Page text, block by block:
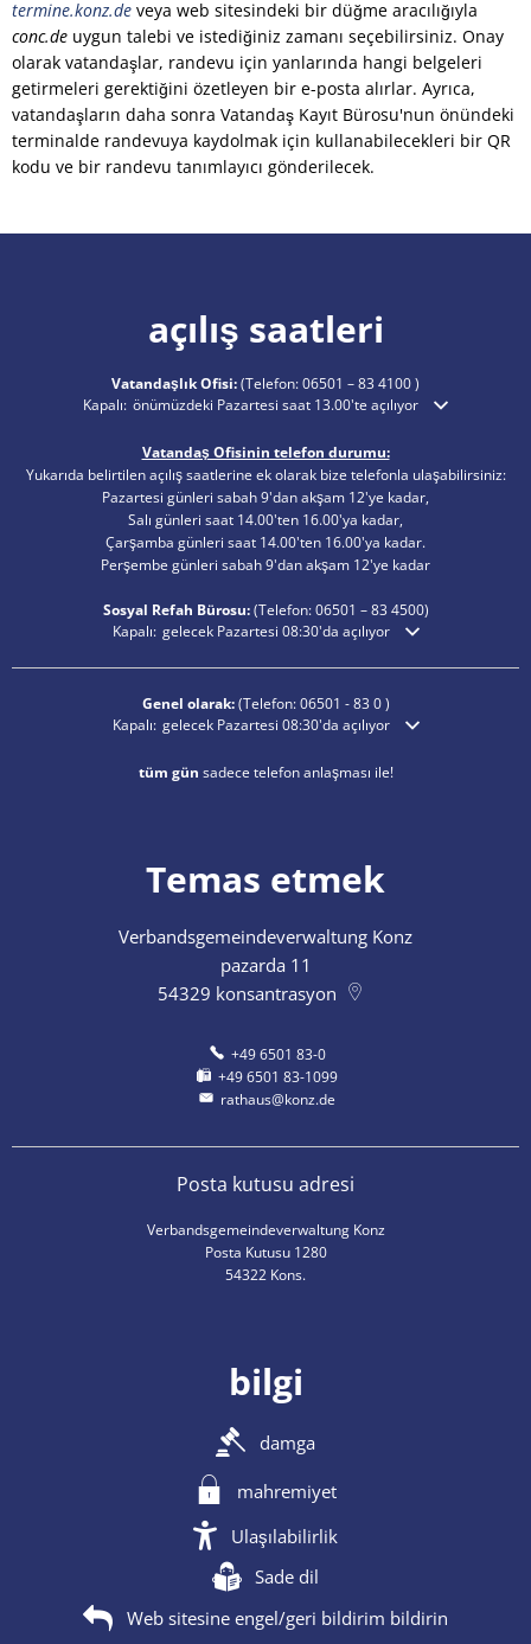
termine.konz.de veya web sitesindeki bir düğme aracılığıyla
conc.de uygun talebi ve istediğiniz zamanı seçebilirsiniz. Onay
olarak vatandaşlar, randevu için yanlarında hangi belgeleri
getirmeleri gerektiğini özetleyen bir e-posta alırlar. Ayrıca,
vatandaşların daha sonra Vatandaş Kayıt Bürosu'nun önündeki
terminalde randevuya kaydolmak için kullanabilecekleri bir QR
kodu ve bir randevu tanımlayıcı gönderilecek.
açılış saatleri
Vatandaşlık Ofisi:(Telefon:06501 – 83 4100)
Ek açılış veya kapanış saatlerini gizlemek için tıklayın
Kapalı: önümüzdeki Pazartesi saat 13.00'te açılıyor
Vatandaş Ofisinin telefon durumu:
Yukarıda belirtilen açılış saatlerine ek olarak bize telefonla ulaşabilirsiniz:
Pazartesi günleri sabah 9'dan akşam 12'ye kadar,
Salı günleri saat 14.00'ten 16.00'ya kadar,
Çarşamba günleri saat 14.00'ten 16.00'ya kadar.
Perşembe günleri sabah 9'dan akşam 12'ye kadar
Sosyal Refah Bürosu:(Telefon:06501 – 834500)
Ek açılış veya kapanış saatlerini gizlemek için tıklayın
Kapalı: gelecek Pazartesi 08:30'da açılıyor
Genel olarak:(Telefon:06501 - 83 0)
Ek açılış veya kapanış saatlerini gizlemek için tıklayın
Kapalı: gelecek Pazartesi 08:30'da açılıyor
tüm gün sadece telefon anlaşması ile!
Temas etmek
Verbandsgemeindeverwaltung Konz
pazarda 11
54329 konsantrasyon
+49 6501 83-0
+49 6501 83-1099
rathaus@konz.de
Posta kutusu adresi
Verbandsgemeindeverwaltung Konz
Posta Kutusu 1280
54322 Kons.
bilgi
damga
mahremiyet
Ulaşılabilirlik
Sade dil
Web sitesine engel/geri bildirim bildirin